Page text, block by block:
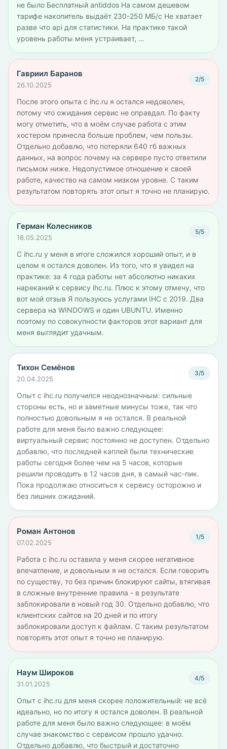
не было Бесплатный antiddos На самом дешевом
тарифе накопитель выдаёт 230-250 МБ/с Не хватает
разве что api для статистики. На практике такой
уровень работы меня устраивает, …
Гавриил Баранов
26.10.2025
2/5
После этого опыта с ihc.ru я остался недоволен,
потому что ожидания сервис не оправдал. По факту
могу отметить, что в моём случае работа с этим
хостером принесла больше проблем, чем пользы.
Отдельно добавлю, что потеряли 640 гб важных
данных, на вопрос почему на сервере пусто ответили
письмом ниже. Недопустимое отношение к своей
работе, качество на самом низком уровне. С таким
результатом повторять этот опыт я точно не планирую.
Герман Колесников
18.05.2025
5/5
С ihc.ru у меня в итоге сложился хороший опыт, и в
целом я остался доволен. Из того, что я увидел на
практике: за 4 года работы нет абсолютно никаких
нареканий к сервису ihc.ru. Плюс к этому отмечу, что
вот мой отзыв Я пользуюсь услугами IHC c 2019. Два
сервера на WINDOWS и один UBUNTU. Именно
поэтому по совокупности факторов этот вариант для
меня выглядит удачным.
Тихон Семёнов
20.04.2025
3/5
Опыт с ihc.ru получился неоднозначным: сильные
стороны есть, но и заметные минусы тоже, так что
полностью довольным я не остался. В реальной
работе для меня было важно следующее:
виртуальный сервис постоянно не доступен. Отдельно
добавлю, что последней каплей были технические
работы сегодня более чем на 5 часов, которые
решили проводить в 12 часов дня, в самый час-пик.
Пока продолжаю относиться к сервису осторожно и
без лишних ожиданий.
Роман Антонов
07.02.2025
1/5
Работа с ihc.ru оставила у меня скорее негативное
впечатление, и довольным я не остался. Если говорить
по существу, то без причин блокируют сайты, втягивая
в сложные внутренние правила - в результате
заблокировали в новый год 30. Отдельно добавлю, что
клиентских сайтов на 20 дней и по итогу
заблокировали доступ к файлам. С таким результатом
повторять этот опыт я точно не планирую.
Наум Широков
31.01.2025
4/5
Опыт с ihc.ru для меня скорее положительный: не всё
идеально, но по итогу я остался доволен. В реальной
работе для меня было важно следующее: в моём
случае знакомство с сервисом прошло удачно.
Отдельно добавлю, что быстрый и достаточно